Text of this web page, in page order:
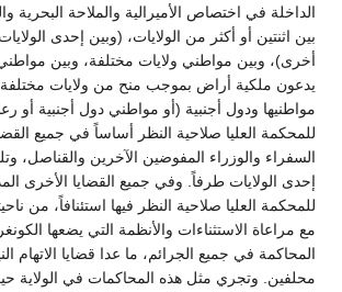
الداخلة في اختصاص الأميرالية والملاحة البحرية
بين اثنتين أو أكثر من الولايات، (وبين إحدى
أخرى)، وبين مواطني ولايات مختلفة، وبين
يدعون ملكية أراض بموجب منح من ولايات مختلفة،
للمحكمة العليا صلاحية النظر أساساً في جميع
السفراء والوزراء المفوضين الآخرين والقناصل،
إحدى الولايات طرفاً. وفي جميع القضايا الأخرى
للمحكمة العليا صلاحية النظر فيها استئنافاً، من
المحاكمة في جميع الجرائم، ما عدا قضايا الاتهام
محلفين. وتجري مثل هذه المحاكمات في الولاية